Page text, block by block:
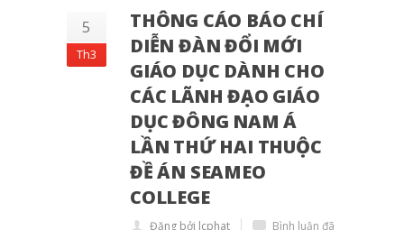
5
Th3
THÔNG CÁO BÁO CHÍ
DIỄN ĐÀN ĐỔI MỚI
GIÁO DỤC DÀNH CHO
CÁC LÃNH ĐẠO GIÁO
DỤC ĐÔNG NAM Á
LẦN THỨ HAI THUỘC
ĐỀ ÁN SEAMEO
COLLEGE
Đăng bởi lcphat
Bình luận đã